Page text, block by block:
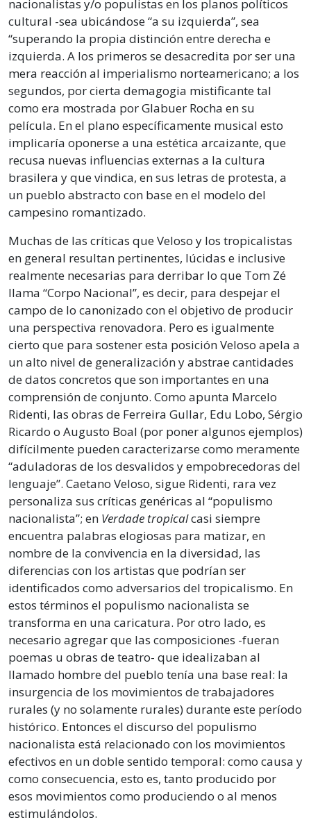
nacionalistas y/o populistas en los planos políticos
cultural -sea ubicándose “a su izquierda”, sea
“superando la propia distinción entre derecha e
izquierda. A los primeros se desacredita por ser una
mera reacción al imperialismo norteamericano; a los
segundos, por cierta demagogia mistificante tal
como era mostrada por Glabuer Rocha en su
película. En el plano específicamente musical esto
implicaría oponerse a una estética arcaizante, que
recusa nuevas influencias externas a la cultura
brasilera y que vindica, en sus letras de protesta, a
un pueblo abstracto con base en el modelo del
campesino romantizado.
Muchas de las críticas que Veloso y los tropicalistas
en general resultan pertinentes, lúcidas e inclusive
realmente necesarias para derribar lo que Tom Zé
llama “Corpo Nacional”, es decir, para despejar el
campo de lo canonizado con el objetivo de producir
una perspectiva renovadora. Pero es igualmente
cierto que para sostener esta posición Veloso apela a
un alto nivel de generalización y abstrae cantidades
de datos concretos que son importantes en una
comprensión de conjunto. Como apunta Marcelo
Ridenti, las obras de Ferreira Gullar, Edu Lobo, Sérgio
Ricardo o Augusto Boal (por poner algunos ejemplos)
difícilmente pueden caracterizarse como meramente
“aduladoras de los desvalidos y empobrecedoras del
lenguaje”. Caetano Veloso, sigue Ridenti, rara vez
personaliza sus críticas genéricas al “populismo
nacionalista”; en Verdade tropicalcasi siempre
encuentra palabras elogiosas para matizar, en
nombre de la convivencia en la diversidad, las
diferencias con los artistas que podrían ser
identificados como adversarios del tropicalismo. En
estos términos el populismo nacionalista se
transforma en una caricatura. Por otro lado, es
necesario agregar que las composiciones -fueran
poemas u obras de teatro- que idealizaban al
llamado hombre del pueblo tenía una base real: la
insurgencia de los movimientos de trabajadores
rurales (y no solamente rurales) durante este período
histórico. Entonces el discurso del populismo
nacionalista está relacionado con los movimientos
efectivos en un doble sentido temporal: como causa y
como consecuencia, esto es, tanto producido por
esos movimientos como produciendo o al menos
estimulándolos.